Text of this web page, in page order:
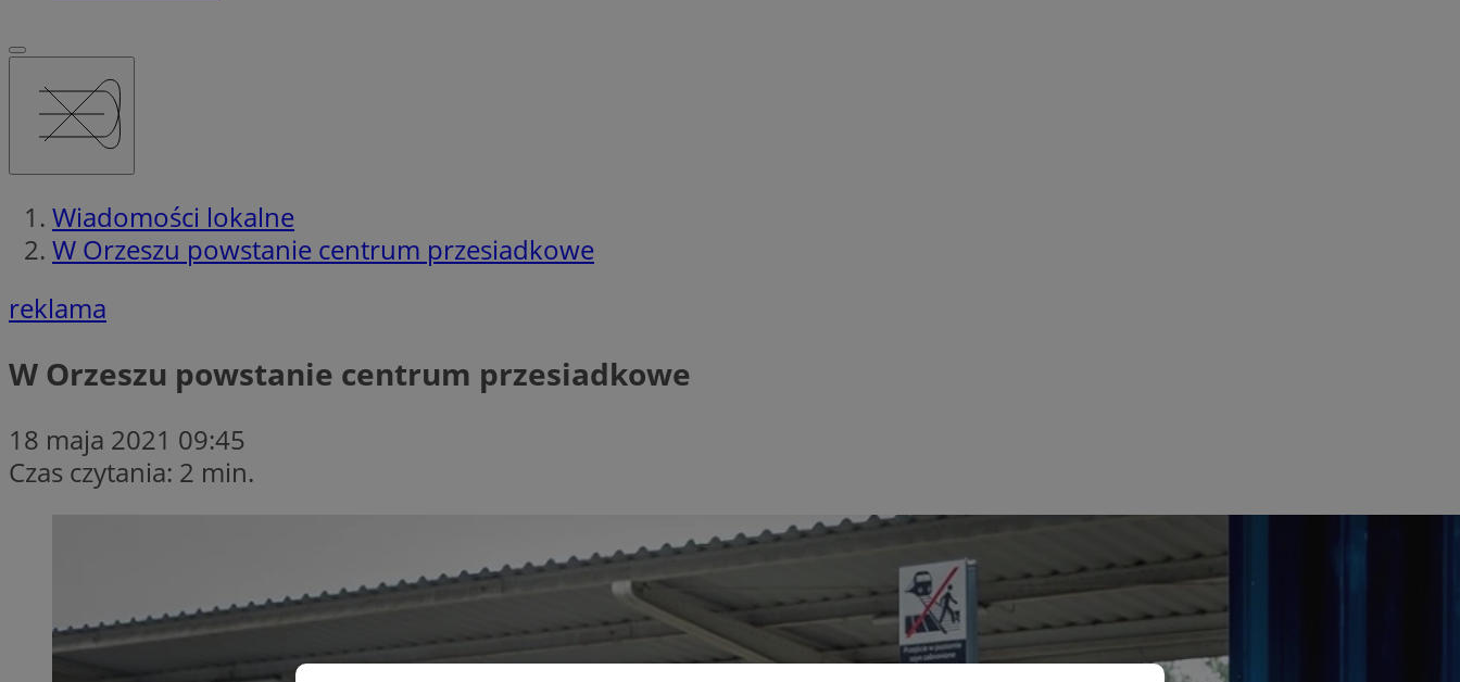
Wiadomości lokalne
W Orzeszu powstanie centrum przesiadkowe
reklama
W Orzeszu powstanie centrum przesiadkowe
18 maja 2021 09:45
Czas czytania: 2 min.